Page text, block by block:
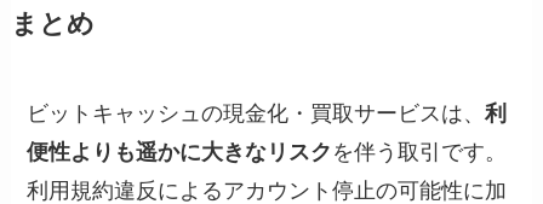
まとめ
ビットキャッシュの現金化・買取サービスは、利
便性よりも遥かに大きなリスク を伴う取引です。
利用規約違反によるアカウント停止の可能性に加